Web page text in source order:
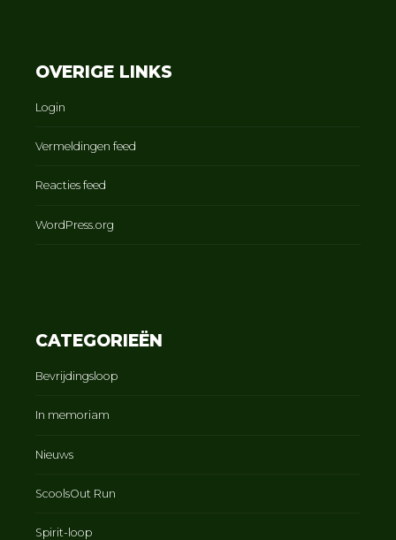
OVERIGE LINKS
Login
Vermeldingen feed
Reacties feed
WordPress.org
CATEGORIEËN
Bevrijdingsloop
In memoriam
Nieuws
ScoolsOut Run
Spirit-loop